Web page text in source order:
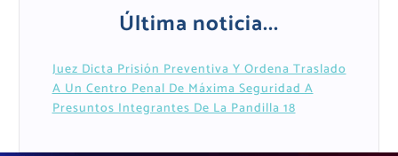
Última noticia...
Juez Dicta Prisión Preventiva Y Ordena Traslado
A Un Centro Penal De Máxima Seguridad A
Presuntos Integrantes De La Pandilla 18